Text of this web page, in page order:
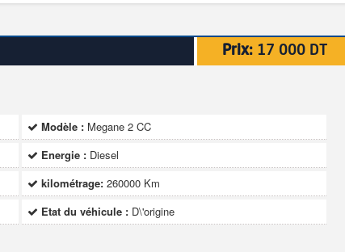
Prix: 17 000 DT
Modèle : Megane 2 CC
Energie : Diesel
kilométrage: 260000 Km
Etat du véhicule : D\'origine